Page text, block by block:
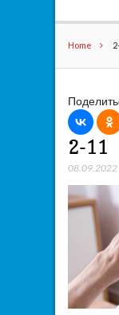
Home
2-11
08.09.2022,